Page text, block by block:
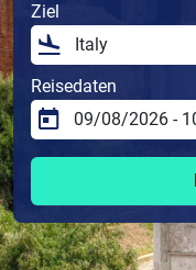
Ziel
Reisedaten